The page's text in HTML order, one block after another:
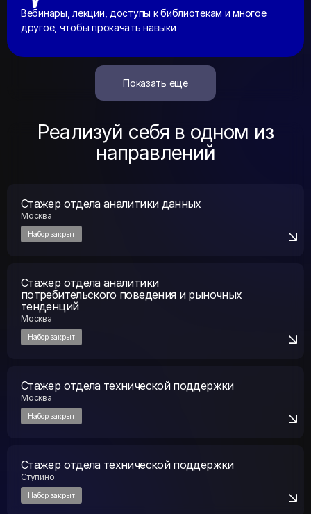
Вебинары, лекции, доступы к библиотекам и многое
другое, чтобы прокачать навыки
Показать еще
Реализуй себя в одном из
направлений
Стажер отдела аналитики данных
Москва
Набор закрыт
Стажер отдела аналитики
потребительского поведения и рыночных
тенденций
Москва
Набор закрыт
Стажер отдела технической поддержки
Москва
Набор закрыт
Стажер отдела технической поддержки
Ступино
Набор закрыт